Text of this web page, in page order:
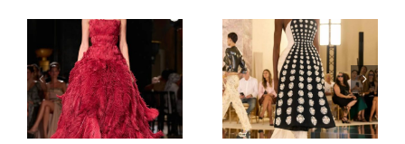
Elie Saab
Haute
Couture
Herbst/Winter
Schiaparelli
Haute
Couture
Herbst/Winter